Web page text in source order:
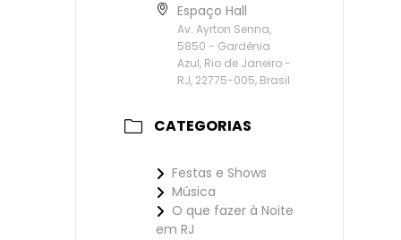
Espaço Hall
Av. Ayrton Senna,
5850 - Gardênia
Azul, Rio de Janeiro -
RJ, 22775-005, Brasil
CATEGORIAS
Festas e Shows
Música
O que fazer à Noite
em RJ